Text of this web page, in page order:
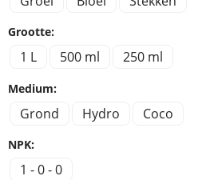
Grootte:
1 L 500 ml 250 ml
Medium:
Grond Hydro Coco
NPK:
1 - 0 - 0